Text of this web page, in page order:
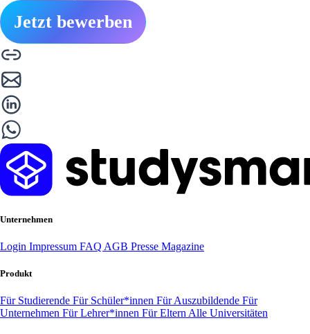
Jetzt bewerben
Unternehmen
Login Impressum FAQ AGB Presse Magazine
Produkt
Für Studierende Für Schüler*innen Für Auszubildende Für
Unternehmen Für Lehrer*innen Für Eltern Alle Universitäten